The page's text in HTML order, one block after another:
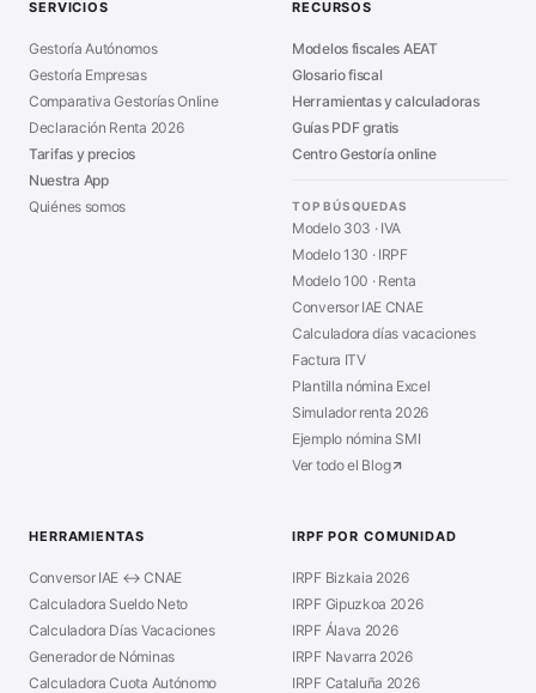
■Asesoría en Madrid
SERVICIOS
Gestoría Autónomos
Gestoría Empresas
Comparativa Gestorías Online
Declaración Renta 2026
Tarifas y precios
Nuestra App
Quiénes somos
RECURSOS
Modelos fiscales AEAT
Glosario fiscal
Herramientas y calculadoras
Guías PDF gratis
Centro Gestoría online
TOP BÚSQUEDAS
Modelo 303 · IVA
Modelo 130 · IRPF
Modelo 100 · Renta
Conversor IAE CNAE
Calculadora días vacaciones
Factura ITV
Plantilla nómina Excel
Simulador renta 2026
Ejemplo nómina SMI
Ver todo el Blog
HERRAMIENTAS
Conversor IAE ↔ CNAE
Calculadora Sueldo Neto
Calculadora Días Vacaciones
Generador de Nóminas
Calculadora Cuota Autónomo
IRPF POR COMUNIDAD
IRPF Bizkaia 2026
IRPF Gipuzkoa 2026
IRPF Álava 2026
IRPF Navarra 2026
IRPF Cataluña 2026